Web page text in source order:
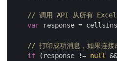
// 调用 API 从所有 Excel
var response =
// 打印成功消息，如果连接
if (response != null